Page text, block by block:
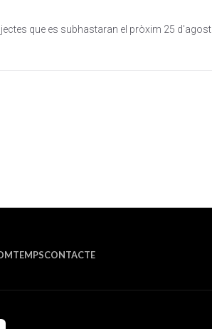
que es subhastaran el pròxim 25 d'agost
TEMPSCONTACTE